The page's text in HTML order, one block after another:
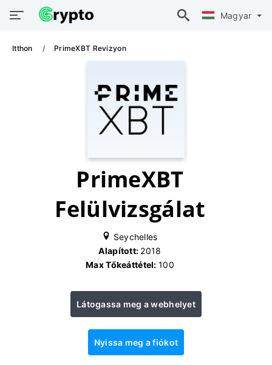
Magyar
Itthon PrimeXBT Revizyon
PrimeXBT
Felülvizsgálat
Seychelles
Alapított: 2018
Max Tőkeáttétel: 100
Látogassa meg a webhelyet
Nyissa meg a fiókot